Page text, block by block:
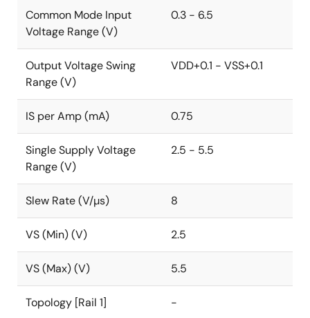
Common Mode Input
Voltage Range (V)
0.3 - 6.5
Output Voltage Swing
Range (V)
VDD+0.1 - VSS+0.1
IS per Amp (mA) 0.75
Single Supply Voltage
Range (V)
2.5 - 5.5
Slew Rate (V/µs) 8
VS (Min) (V) 2.5
VS (Max) (V) 5.5
Topology [Rail 1] -